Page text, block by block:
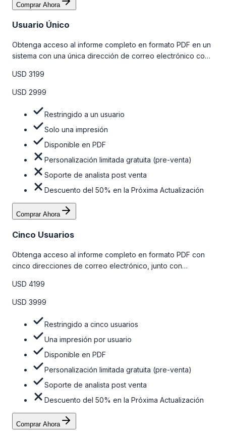
Comprar Ahora
Usuario Único
Obtenga acceso al informe completo en formato PDF en un
sistema con una única dirección de correo electrónico con
la tabla de precios a continuación.
USD 3199
USD 2999
Restringido a un usuario
Solo una impresión
Disponible en PDF
Personalización limitada gratuita (pre-venta)
Soporte de analista post venta
Descuento del 50% en la Próxima Actualización
Comprar Ahora
Cinco Usuarios
Obtenga acceso al informe completo en formato PDF con
cinco direcciones de correo electrónico, junto con
venta y el soporte post-venta de nuestros analistas. Para
obtener más información, consulte la tabla de precios a
USD 4199
USD 3999
Restringido a cinco usuarios
Una impresión por usuario
Disponible en PDF
Personalización limitada gratuita (pre-venta)
Soporte de analista post venta
Descuento del 50% en la Próxima Actualización
Comprar Ahora